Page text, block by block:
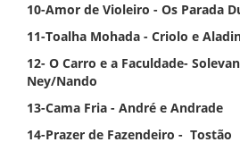
10-Amor de Violeiro - Os Parada
11-Toalha Mohada - Criolo e
12- O Carro e a Faculdade-
Ney/Nando
13-Cama Fria - André e Andrade
14-Prazer de Fazendeiro - Tostão